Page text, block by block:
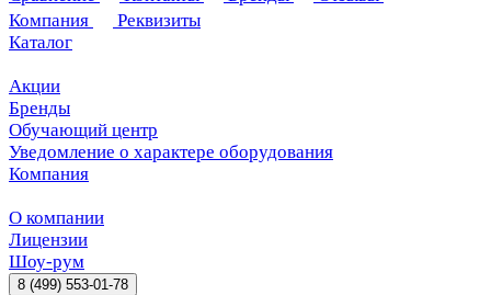
Компания
Реквизиты
Каталог
Акции
Бренды
Обучающий центр
Уведомление о характере оборудования
Компания
О компании
Лицензии
Шоу-рум
8 (499) 553-01-78